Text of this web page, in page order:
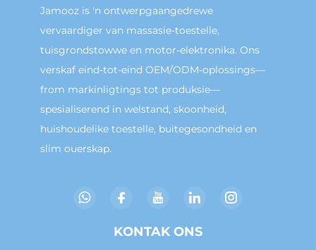
Jamooz is 'n ontwerpgaangedrewe
vervaardiger van massasie-toestelle,
tuisgrondstowwe en motor-elektronika. Ons
verskaf eind-tot-eind OEM/ODM-oplossings—
from markinligtings tot produksie—
spesialiserend in welstand, skoonheid,
huishoudelike toestelle, buitegesondheid en
slim ouerskap.
KONTAK ONS